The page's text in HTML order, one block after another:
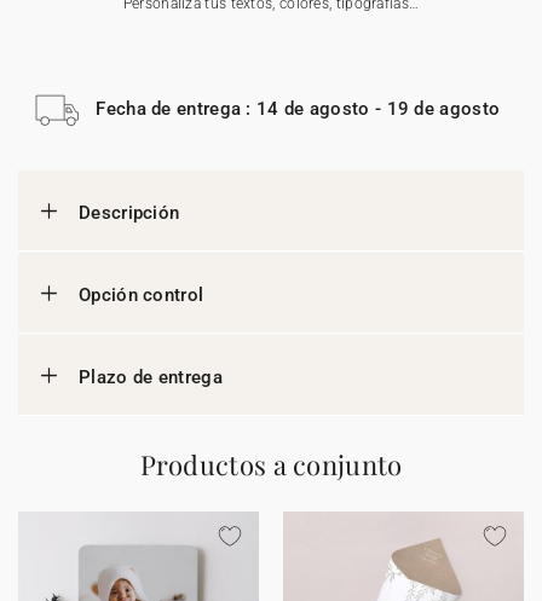
Personaliza tus textos, colores, tipografías…
Fecha de entrega : 14 de agosto - 19 de agosto
Descripción
Opción control
Plazo de entrega
Productos a conjunto